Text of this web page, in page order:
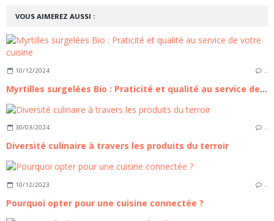
VOUS AIMEREZ AUSSI :
10/12/2024 …
Myrtilles surgelées Bio : Praticité et qualité au service de votre cuisine
30/03/2024 …
Diversité culinaire à travers les produits du terroir
10/12/2023 …
Pourquoi opter pour une cuisine connectée ?